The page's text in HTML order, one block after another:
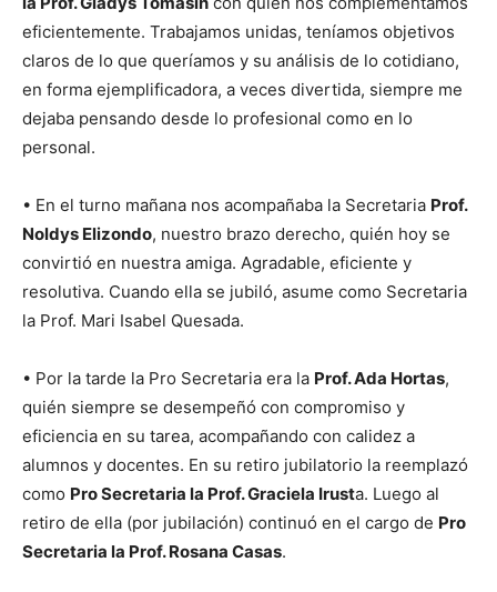
eficientemente. Trabajamos unidas, teníamos objetivos
claros de lo que queríamos y su análisis de lo cotidiano,
en forma ejemplificadora, a veces divertida, siempre me
dejaba pensando desde lo profesional como en lo
personal.
• En el turno mañana nos acompañaba la Secretaria Prof.
Noldys Elizondo, nuestro brazo derecho, quién hoy se
convirtió en nuestra amiga. Agradable, eficiente y
resolutiva. Cuando ella se jubiló, asume como Secretaria
la Prof. Mari Isabel Quesada.
• Por la tarde la Pro Secretaria era la Prof. Ada Hortas,
quién siempre se desempeñó con compromiso y
eficiencia en su tarea, acompañando con calidez a
alumnos y docentes. En su retiro jubilatorio la reemplazó
como Pro Secretaria la Prof. Graciela Irusta. Luego al
retiro de ella (por jubilación) continuó en el cargo de Pro
Secretaria la Prof. Rosana Casas.